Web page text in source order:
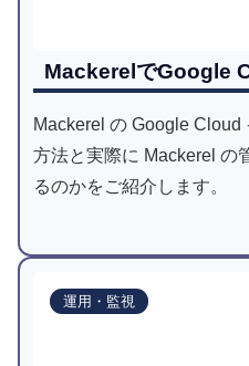
MackerelでGoogle
Mackerel の Google
方法と実際に Mackerel の
るのかをご紹介します。
運用・監視